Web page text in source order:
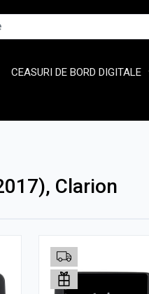
CEASURI DE BORD DIGITALE
Clarion